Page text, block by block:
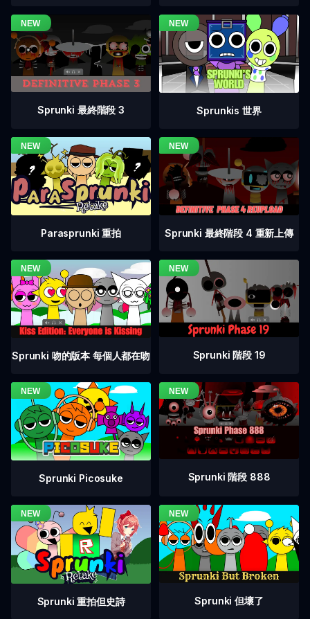
Sprunki 最終階段 3 Sprunkis 世界
Parasprunki 重拍 Sprunki 最終階段 4 重新上傳
Sprunki 吻的版本 每個人都在吻 Sprunki 階段 19
Sprunki Picosuke Sprunki 階段 888
Sprunki 重拍但史詩 Sprunki 但壞了